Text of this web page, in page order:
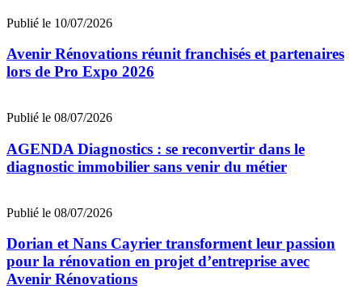
Publié le 10/07/2026
Avenir Rénovations réunit franchisés et partenaires
lors de Pro Expo 2026
Publié le 08/07/2026
AGENDA Diagnostics : se reconvertir dans le
diagnostic immobilier sans venir du métier
Publié le 08/07/2026
Dorian et Nans Cayrier transforment leur passion
pour la rénovation en projet d’entreprise avec
Avenir Rénovations